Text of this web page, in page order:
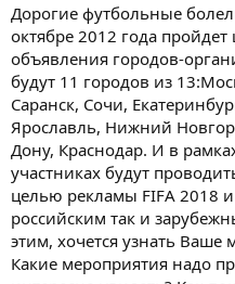
Дорогие футбольные
октябре 2012 года
объявления городов-
будут 11 городов из
Саранск, Сочи,
Ярославль, Нижний
Дону, Краснодар. И в
участниках будут
целью рекламы FIFA 2018
российским так и
этим, хочется узнать Ваше
Какие мероприятия надо